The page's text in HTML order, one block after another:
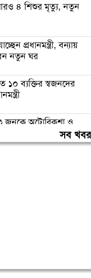
৪ শিশুর মৃত্যু, নতুন
প্রধানমন্ত্রী, বন্যায়
নতুন ঘর
ব্যক্তির স্বজনদের
জনকে অটোরিকশা ও
সব